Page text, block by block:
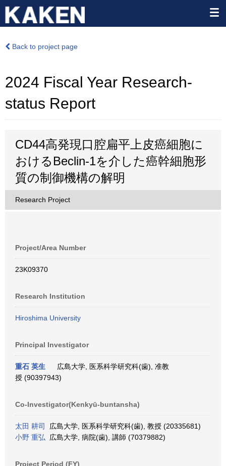
Back to project page
2024 Fiscal Year Research-
status Report
CD44高発現口腔扁平上皮癌細胞に
おけるBeclin-1を介した癌幹細胞形
質の制御機構の解明
Research Project
Project/Area Number
23K09370
Research Institution
Hiroshima University
Principal Investigator
重石 英生
広島大学, 医系科学研究科(歯), 准教
授 (90397943)
Co-Investigator(Kenkyū-buntansha)
太田 耕司
広島大学, 医系科学研究科(歯), 教授 (20335681)
小野 重弘 広島大学, 病院(歯), 講師 (70379882)
Project Period (FY)